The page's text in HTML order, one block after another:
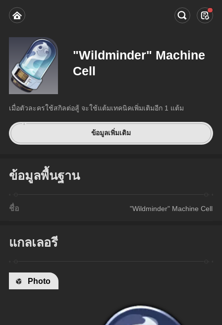
"Wildminder" Machine
Cell
เมื่อตัวละครใช้สกิลต่อสู้ จะใช้แต้มเทคนิคเพิ่มเติมอีก 1 แต้ม
ข้อมูลเพิ่มเติม
ข้อมูลพื้นฐาน
ชื่อ "Wildminder" Machine Cell
แกลเลอรี
Photo